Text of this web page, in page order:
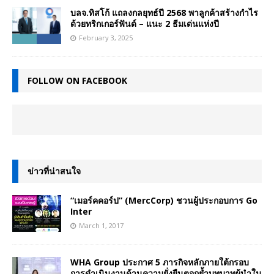
บลจ.ทิสโก้ แถลงกลยุทธ์ปี 2568 พาลูกค้าสร้างกำไร
ด้วยทริกเกอร์ฟันด์ – แนะ 2 ธีมเด่นแห่งปี
February 3, 2025
FOLLOW ON FACEBOOK
ข่าวที่น่าสนใจ
“เมอร์คคอร์ป” (MercCorp) ชวนผู้ประกอบการ Go
Inter
March 1, 2017
WHA Group ประกาศ 5 ภารกิจหลักภายใต้กรอบ